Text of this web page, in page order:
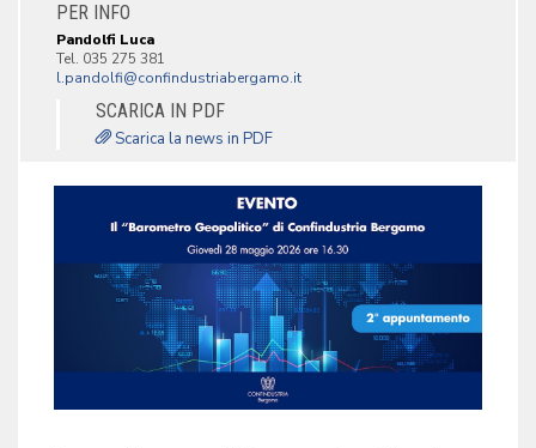
PER INFO
Pandolfi Luca
Tel. 035 275 381
SCARICA IN PDF
Scarica la news in PDF